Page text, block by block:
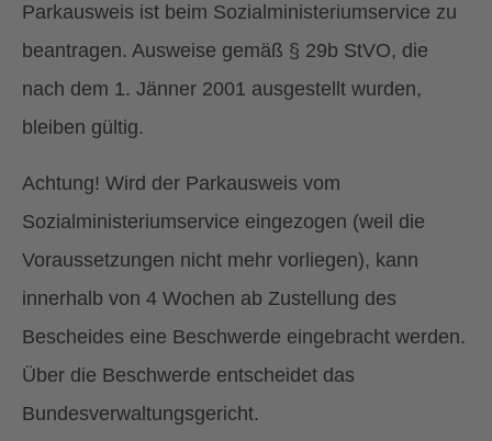
Parkausweis ist beim Sozialministeriumservice zu
beantragen. Ausweise gemäß § 29b StVO, die
nach dem 1. Jänner 2001 ausgestellt wurden,
bleiben gültig.
Achtung! Wird der Parkausweis vom
Sozialministeriumservice eingezogen (weil die
Voraussetzungen nicht mehr vorliegen), kann
innerhalb von 4 Wochen ab Zustellung des
Bescheides eine Beschwerde eingebracht werden.
Über die Beschwerde entscheidet das
Bundesverwaltungsgericht.